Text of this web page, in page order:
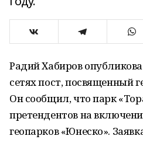
Радий Хабиров
сетях пост, посвященный
Он сообщил, что парк
претендентов на
геопарков «Юнеско».